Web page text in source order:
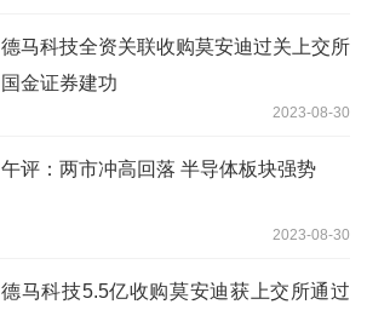
德马科技全资关联收购莫安迪过关上交所
国金证券建功
2023-08-30
午评：两市冲高回落 半导体板块强势
2023-08-30
德马科技5.5亿收购莫安迪获上交所通过